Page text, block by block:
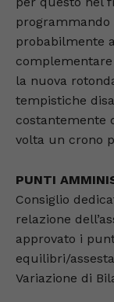
probabilmente
la nuova
tempistiche
costantemente
volta un crono
PUNTI
Consiglio
relazione
approvato i
equilibri/
Variazione di